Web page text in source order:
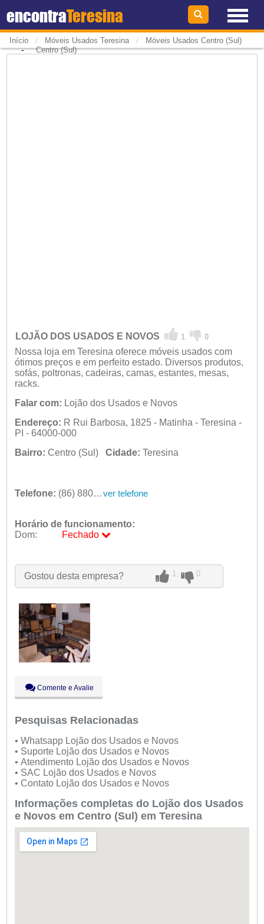
encontraTeresina
Início / Móveis Usados Teresina / Móveis Usados Centro (Sul)
-Centro (Sul)
LOJÃO DOS USADOS E NOVOS 1 0
Nossa loja em Teresina oferece móveis usados com
ótimos preços e em perfeito estado. Diversos produtos,
sofás, poltronas, cadeiras, camas, estantes, mesas,
racks.
Falar com: Lojão dos Usados e Novos
Endereço: R Rui Barbosa, 1825 - Matinha - Teresina -
PI - 64000-000
Bairro: Centro (Sul) Cidade: Teresina
Telefone: (86) 8806-1161 ver telefone
Horário de funcionamento:
Dom:
Fechado
Qua:
09:00 - 18:00
Qui:
09:00 - 18:00
Sáb:
Fechado
Dom:
Fechado
Gostou desta empresa? 1 0
Comente e Avalie
Pesquisas Relacionadas
• Whatsapp Lojão dos Usados e Novos
• Suporte Lojão dos Usados e Novos
• Atendimento Lojão dos Usados e Novos
• SAC Lojão dos Usados e Novos
• Contato Lojão dos Usados e Novos
Informações completas do Lojão dos Usados
e Novos em Centro (Sul) em Teresina